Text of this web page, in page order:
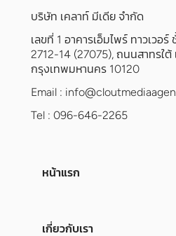
บริษัท เคลาท์ มีเดีย จำกัด
เลขที่ 1 อาคารเอ็มไพร์ ทาวเวอ
2712-14 (27075), ถนนสาทรใต้
กรุงเทพมหานคร 10120
Email :
Tel : 096-646-2265
หน้าแรก
เกี่ยวกับเรา